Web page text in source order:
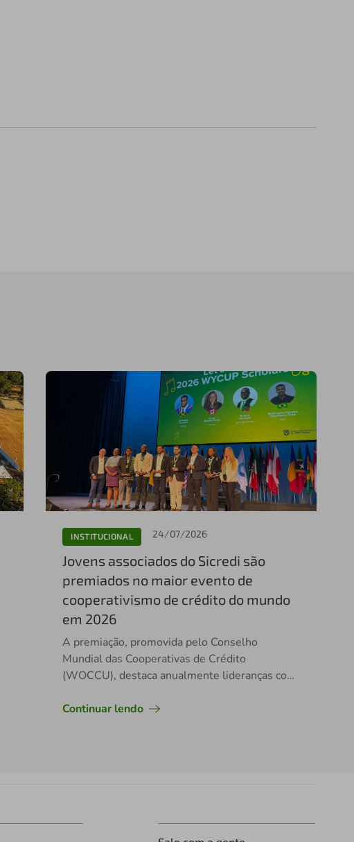
INSTITUCIONAL 24/07/2026
Jovens associados do Sicredi são
premiados no maior evento de
cooperativismo de crédito do mundo
em 2026
A premiação, promovida pelo Conselho
Mundial das Cooperativas de Crédito
(WOCCU), destaca anualmente lideranças com
Continuar lendo